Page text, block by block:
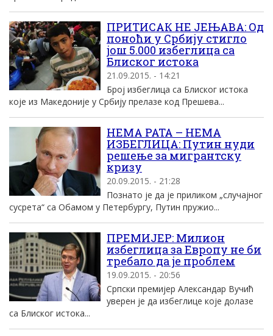
ПРИТИСАК НЕ ЈЕЊАВА: Од
поноћи у Србију стигло
још 5.000 избеглица са
Блиског истока
21.09.2015. - 14:21
Број избеглица са Блиског истока
које из Македоније у Србију прелазе код Прешева...
НЕМА РАТА – НЕМА
ИЗБЕГЛИЦА: Путин нуди
решење за мигрантску
кризу
20.09.2015. - 21:28
Познато је да је приликом „случајног
сусрета“ са Обамом у Петербургу, Путин пружио...
ПРЕМИЈЕР: Милион
избеглица за Европу не би
требало да је проблем
19.09.2015. - 20:56
Српски премијер Александар Вучић
уверен је да избеглице које долазе
са Блиског истока...